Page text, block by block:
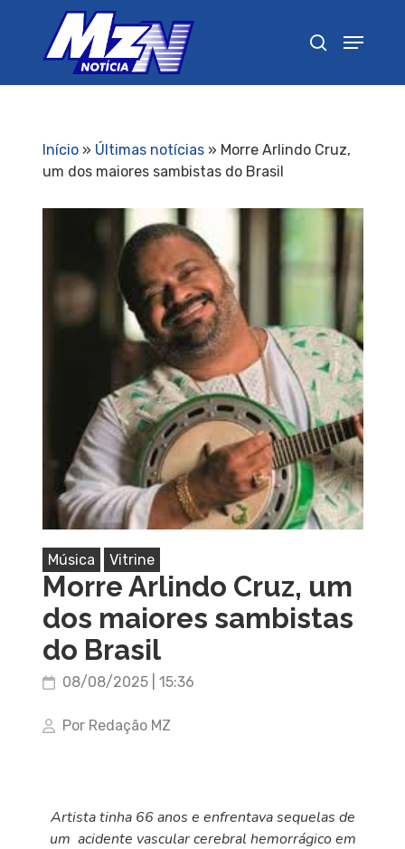
Início» Últimas notícias» Morre Arlindo Cruz,
um dos maiores sambistas do Brasil
Música Vitrine
Morre Arlindo Cruz, um
dos maiores sambistas
do Brasil
08/08/2025 | 15:36
Por Redação MZ
Artista tinha 66 anos e enfrentava sequelas de
um acidente vascular cerebral hemorrágico em